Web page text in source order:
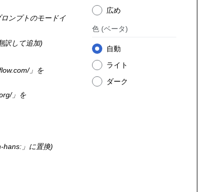
広め
色 (ベータ)
自動
ライト
ダーク
ンプトのモードイ
訳して追加
」を
」を
hans:」に置換